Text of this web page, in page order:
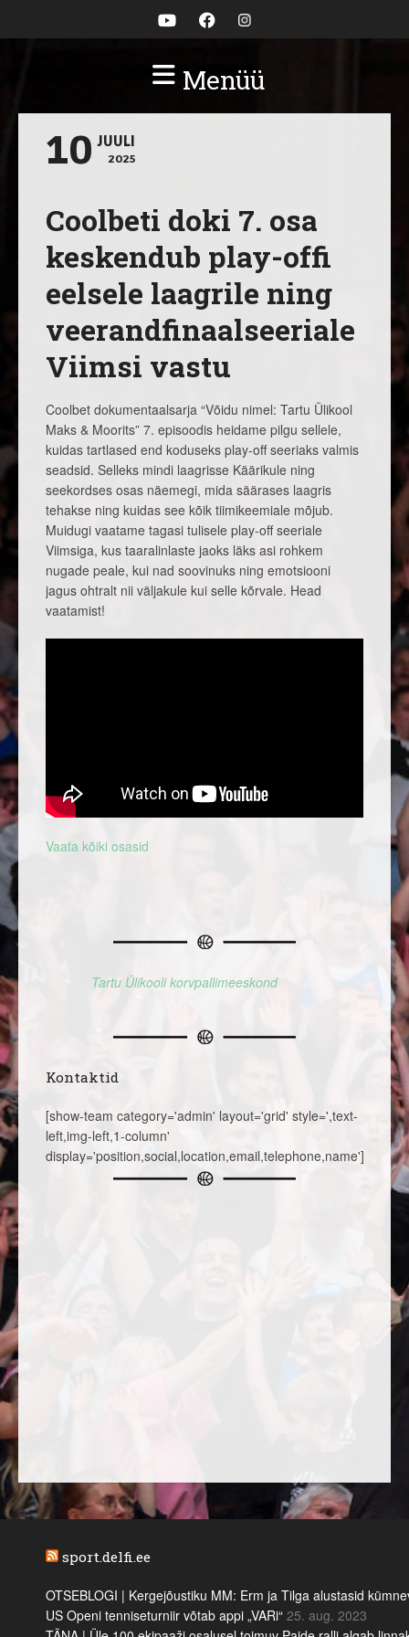
Menüü
10 JUULI
2025
Coolbeti doki 7. osa
keskendub play-offi
eelsele laagrile ning
veerandfinaalseeriale
Viimsi vastu
Coolbet dokumentaalsarja “Võidu nimel: Tartu Ülikool
Maks & Moorits” 7. episoodis heidame pilgu sellele,
kuidas tartlased end koduseks play-off seeriaks valmis
seadsid. Selleks mindi laagrisse Käärikule ning
seekordses osas näemegi, mida säärases laagris
tehakse ning kuidas see kõik tiimikeemiale mõjub.
Muidugi vaatame tagasi tulisele play-off seeriale
Viimsiga, kus taaralinlaste jaoks läks asi rohkem
nugade peale, kui nad soovinuks ning emotsiooni
jagus ohtralt nii väljakule kui selle kõrvale. Head
vaatamist!
Vaata kõiki osasid
Tartu Ülikooli korvpallimeeskond
Kontaktid
[show-team category='admin' layout='grid' style=',text-
left,img-left,1-column'
display='position,social,location,email,telephone,name']
sport.delfi.ee
OTSEBLOGI | Kergejõustiku MM: Erm ja Tilga alustasid
US Openi tenniseturniir võtab appi „VARi“ 25. aug. 2023